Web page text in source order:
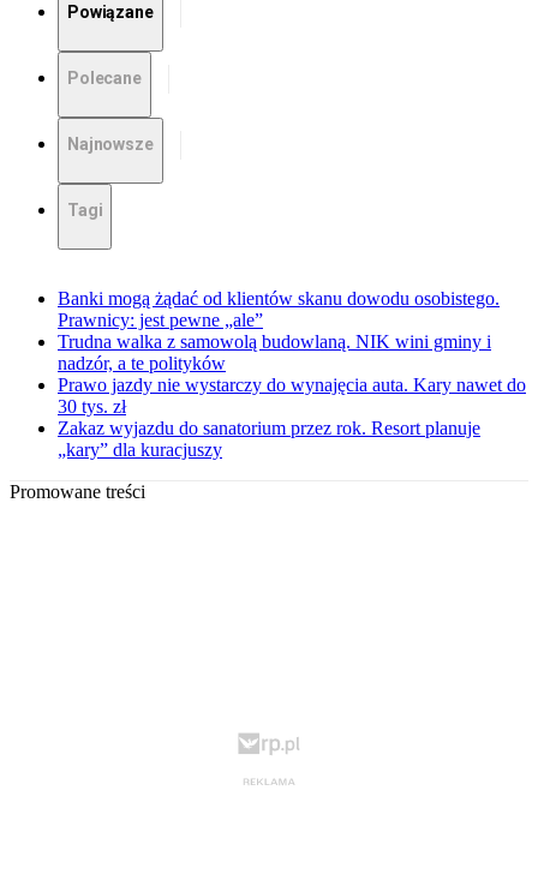
Powiązane
Polecane
Najnowsze
Tagi
Banki mogą żądać od klientów skanu dowodu osobistego.
Prawnicy: jest pewne „ale”
Trudna walka z samowolą budowlaną. NIK wini gminy i
nadzór, a te polityków
Prawo jazdy nie wystarczy do wynajęcia auta. Kary nawet do
30 tys. zł
Zakaz wyjazdu do sanatorium przez rok. Resort planuje
„kary” dla kuracjuszy
Promowane treści